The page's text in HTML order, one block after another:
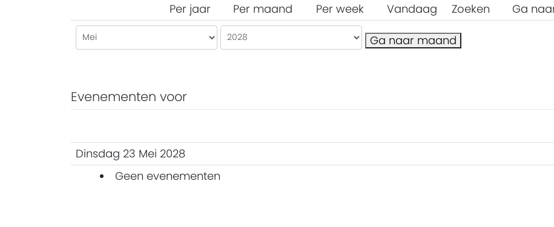
Per jaar Per maand Per week Vandaag Zoeken Ga
Ga naar maand
Evenementen voor
Dinsdag 23 Mei 2028
Geen evenementen